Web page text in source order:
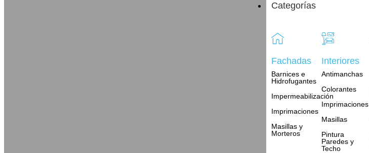
Categorías
Fachadas
Barnices e
Hidrofugantes
Impermeabilización
Imprimaciones
Masillas y
Morteros
Interiores
Antimanchas
Colorantes
Imprimaciones
Masillas
Pintura
Paredes y
Techo